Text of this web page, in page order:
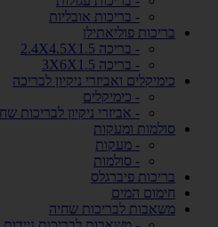
- בריכות אובליות
בריכות פוליאתילן
- בריכה 2.4X4.5X1.5
- בריכה 3X6X1.5
כימיקלים ואביזרי ניקיון לבריכה
- כימיקלים
- אביזרי ניקיון לבריכות
סולמות ומעקות
- מעקות
- סולמות
בריכות פיברגלס
חימום המים
משאבות לבריכות שחיה